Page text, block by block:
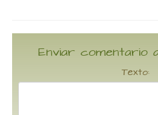
Enviar comentario
Texto: